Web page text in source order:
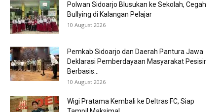
Polwan Sidoarjo Blusukan ke Sekolah, Cegah
Bullying di Kalangan Pelajar
10 August 2026
Pemkab Sidoarjo dan Daerah Pantura Jawa
Deklarasi Pemberdayaan Masyarakat Pesisir
Berbasis...
10 August 2026
Wigi Pratama Kembali ke Deltras FC, Siap